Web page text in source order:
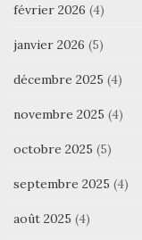
février 2026 (4)
janvier 2026 (5)
décembre 2025 (4)
novembre 2025 (4)
octobre 2025 (5)
septembre 2025 (4)
août 2025 (4)